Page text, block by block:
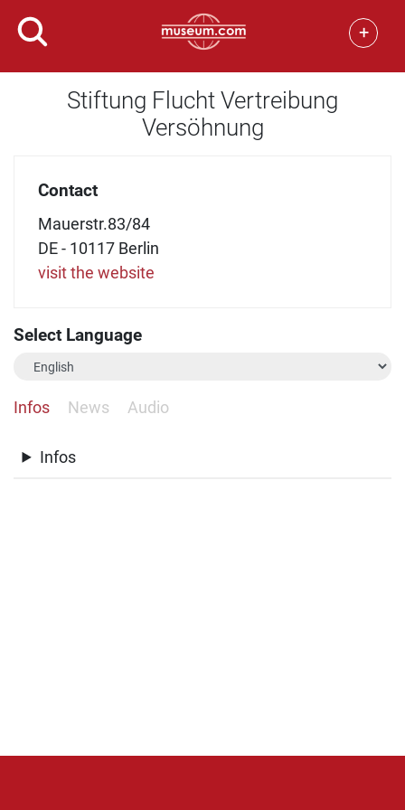
+
Stiftung Flucht Vertreibung
Versöhnung
Contact
Mauerstr.83/84
DE - 10117 Berlin
visit the website
Select Language
Infos News Audio
Infos